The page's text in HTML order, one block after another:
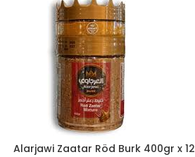
Alarjawi Zaatar Röd Burk 400gr x 12